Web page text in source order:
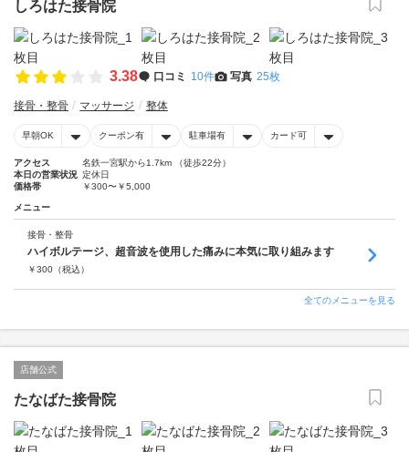
しろはた接骨院
3.38 口コミ 10件 写真 25枚
接骨・整骨 マッサージ 整体
早朝OK クーポン有 駐車場有 カード可
アクセス
名鉄一宮駅から1.7km （徒歩22分）
本日の営業状況 定休日
価格帯
￥300〜￥5,000
メニュー
接骨・整骨
ハイボルテージ、超音波を使用した痛みに本気に取り組みます
￥300 （税込）
全てのメニューを見る
店舗公式
たなばた接骨院